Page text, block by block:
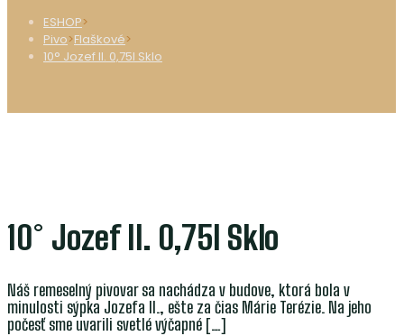
ESHOP>
Pivo>Flaškové>
10° Jozef II. 0,75l Sklo
10° Jozef II. 0,75l Sklo
Náš remeselný pivovar sa nachádza v budove, ktorá bola v
minulosti sýpka Jozefa II., ešte za čias Márie Terézie. Na jeho
počesť sme uvarili svetlé výčapné […]